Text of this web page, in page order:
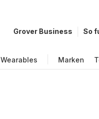
Grover Business So
Wearables Marken